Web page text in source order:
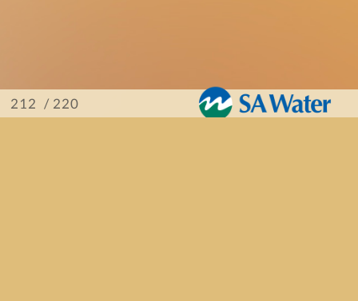
/ 220